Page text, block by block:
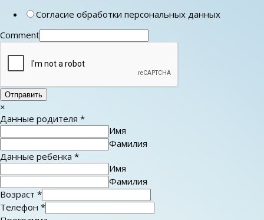
Согласие обработки персональных данных
Comment
Отправить
×
Данные родителя *
Имя
Фамилия
Данные ребенка *
Имя
Фамилия
Возраст *
Телефон *